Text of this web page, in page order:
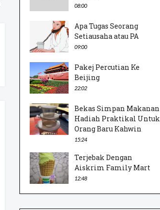
08:00
Apa Tugas Seorang
Setiausaha atau PA
09:00
Pakej Percutian Ke
Beijing
22:02
Bekas Simpan Makanan
Hadiah Praktikal Untuk
Orang Baru Kahwin
15:24
Terjebak Dengan
Aiskrim Family Mart
12:48